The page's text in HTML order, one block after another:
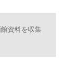
資料を収集